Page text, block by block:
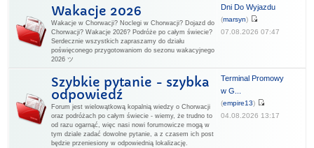
Wakacje 2026
Wakacje w Chorwacji? Noclegi w Chorwacji? Dojazd do
Chorwacji? Wakacje 2026? Podróże po całym świecie?
Serdecznie wszystkich zapraszamy do działu
poświęconego przygotowaniom do sezonu wakacyjnego
2026 ツ
Dni Do Wyjazdu
(marsyn)
07.08.2026 07:47
Szybkie pytanie - szybka
odpowiedź
Forum jest wielowątkową kopalnią wiedzy o Chorwacji
oraz podróżach po całym świecie - wiemy, że trudno to
od razu ogarnąć, więc nasi nowi forumowicze mogą w
tym dziale zadać dowolne pytanie, a z czasem ich post
będzie przeniesiony w odpowiednią lokalizację.
Terminal Promowy
w G...
(empire13)
04.08.2026 13:17